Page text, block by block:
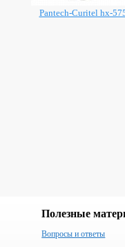
Pantech-Curitel hx-
Полезные
Вопросы и ответы